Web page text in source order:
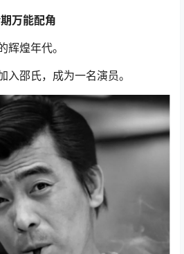
万能配角
辉煌年代。
入邵氏，成为一名演员。